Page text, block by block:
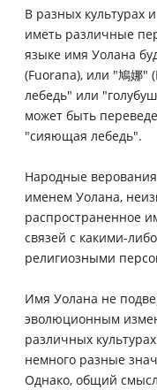
В разных культурах
иметь различные
языке имя Уолана
(Fuorana), или "鳩娜"
лебедь" или
может быть
"сияющая лебедь".
Народные
именем Уолана,
распространенное
связей с какими-
религиозными
Имя Уолана не
эволюционным
различных
немного разные
Однако, общий